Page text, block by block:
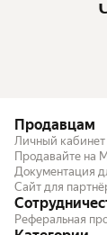
Продавцам
Личный
Продавайте на
Документация
Сайт для
Реферальная